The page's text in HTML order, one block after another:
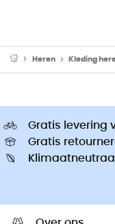
Heren Kleding
Gratis levering
Gratis
Klimaatneutraal